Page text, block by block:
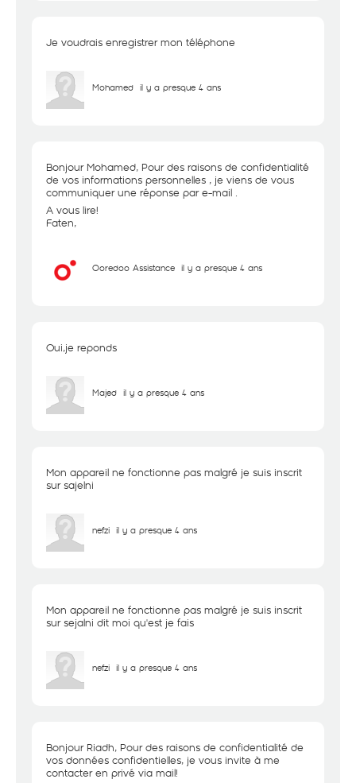
Je voudrais enregistrer mon téléphone
Mohamed il y a presque 4 ans
Bonjour Mohamed, Pour des raisons de confidentialité
de vos informations personnelles , je viens de vous
communiquer une réponse par e-mail .
A vous lire!
Faten,
Ooredoo Assistance il y a presque 4 ans
Oui,je reponds
Majed il y a presque 4 ans
Mon appareil ne fonctionne pas malgré je suis inscrit
sur sajelni
nefzi il y a presque 4 ans
Mon appareil ne fonctionne pas malgré je suis inscrit
sur sejalni dit moi qu'est je fais
nefzi il y a presque 4 ans
Bonjour Riadh, Pour des raisons de confidentialité de
vos données confidentielles, je vous invite à me
contacter en privé via mail!